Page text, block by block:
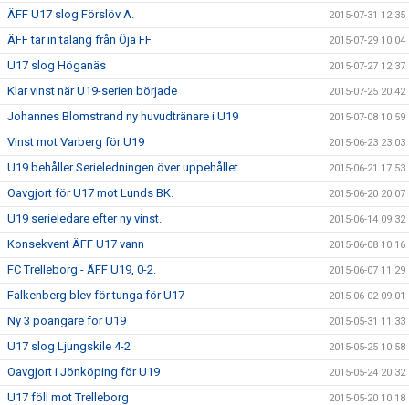
ÄFF U17 slog Förslöv A. 2015-07-31 12:35
ÄFF tar in talang från Öja FF 2015-07-29 10:04
U17 slog Höganäs 2015-07-27 12:37
Klar vinst när U19-serien började 2015-07-25 20:42
Johannes Blomstrand ny huvudtränare i U19 2015-07-08 10:59
Vinst mot Varberg för U19 2015-06-23 23:03
U19 behåller Serieledningen över uppehållet 2015-06-21 17:53
Oavgjort för U17 mot Lunds BK. 2015-06-20 20:07
U19 serieledare efter ny vinst. 2015-06-14 09:32
Konsekvent ÄFF U17 vann 2015-06-08 10:16
FC Trelleborg - ÄFF U19, 0-2. 2015-06-07 11:29
Falkenberg blev för tunga för U17 2015-06-02 09:01
Ny 3 poängare för U19 2015-05-31 11:33
U17 slog Ljungskile 4-2 2015-05-25 10:58
Oavgjort i Jönköping för U19 2015-05-24 20:32
U17 föll mot Trelleborg 2015-05-20 10:18